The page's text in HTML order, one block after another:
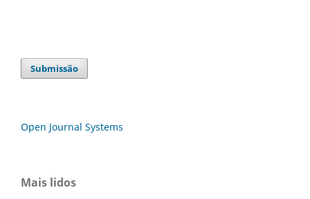
Submissão
Open Journal Systems
Mais lidos